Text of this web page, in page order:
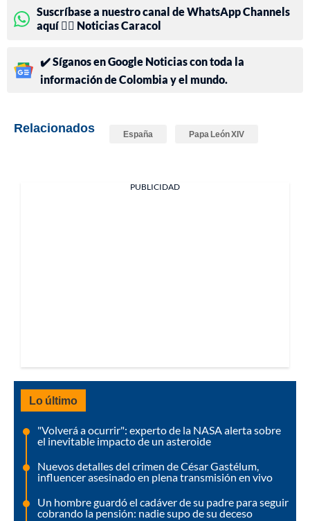
Suscríbase a nuestro canal de WhatsApp Channels
aquí 👉🏻 Noticias Caracol
✔️ Síganos en Google Noticias con toda la
información de Colombia y el mundo.
Relacionados España Papa León XIV
PUBLICIDAD
Lo último
"Volverá a ocurrir": experto de la NASA alerta sobre
el inevitable impacto de un asteroide
Nuevos detalles del crimen de César Gastélum,
influencer asesinado en plena transmisión en vivo
Un hombre guardó el cadáver de su padre para seguir
cobrando la pensión: nadie supo de su deceso